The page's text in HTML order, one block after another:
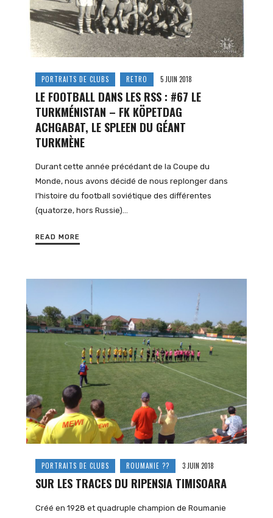
PORTRAITS DE CLUBS RETRO 5 JUIN 2018
LE FOOTBALL DANS LES RSS : #67 LE
TURKMÉNISTAN – FK KÖPETDAG
ACHGABAT, LE SPLEEN DU GÉANT
TURKMÈNE
Durant cette année précédant de la Coupe du
Monde, nous avons décidé de nous replonger dans
l’histoire du football soviétique des différentes
(quatorze, hors Russie)…
READ MORE
PORTRAITS DE CLUBS ROUMANIE ?? 3 JUIN 2018
SUR LES TRACES DU RIPENSIA TIMISOARA
Créé en 1928 et quadruple champion de Roumanie